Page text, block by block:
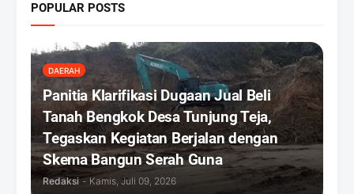
POPULAR POSTS
DAERAH
Panitia Klarifikasi Dugaan Jual Beli
Tanah Bengkok Desa Tunjung Teja,
Tegaskan Kegiatan Berjalan dengan
Skema Bangun Serah Guna
Redaksi - Kamis, Juli 09, 2026